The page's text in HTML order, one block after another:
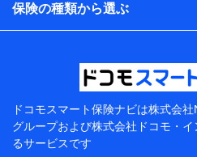
取引のあるもしくは委託を受け
会社のサービスを案内、提供す
（各サービスで取得したサービ
閲覧履歴、購買履歴、ご契約内
析して、お客さまの趣味・嗜好
品等に関するご提案や広告の配
す。）
保険の種類から選ぶ
ドコモスマート保険ナビは株式会社
グループおよび株式会社ドコモ・
るサービスです